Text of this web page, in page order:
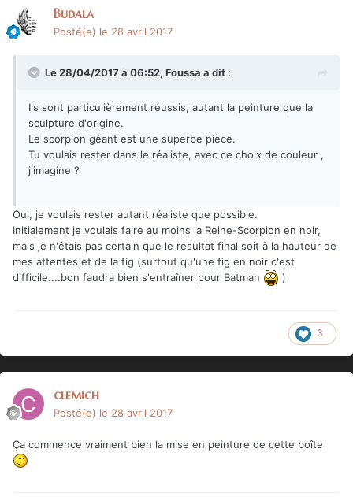
Budala
Posté(e) le 28 avril 2017
Le 28/04/2017 à 06:52, Foussa a dit :
Ils sont particulièrement réussis, autant la peinture que la
sculpture d'origine.
Le scorpion géant est une superbe pièce.
Tu voulais rester dans le réaliste, avec ce choix de couleur ,
j'imagine ?
Oui, je voulais rester autant réaliste que possible.
Initialement je voulais faire au moins la Reine-Scorpion en noir,
mais je n'étais pas certain que le résultat final soit à la hauteur de
mes attentes et de la fig (surtout qu'une fig en noir c'est
difficile....bon faudra bien s'entraîner pour Batman
)
3
clemich
Posté(e) le 28 avril 2017
Ça commence vraiment bien la mise en peinture de cette boîte